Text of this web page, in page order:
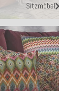
Sitzmöbel